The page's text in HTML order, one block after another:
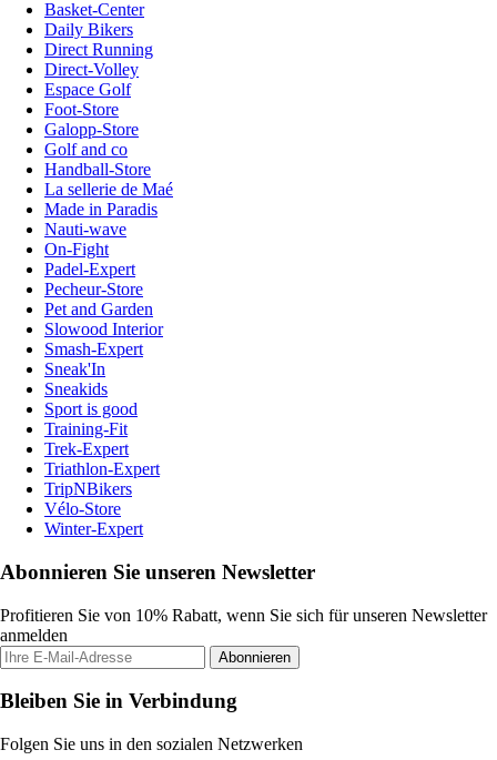
Basket-Center
Daily Bikers
Direct Running
Direct-Volley
Espace Golf
Foot-Store
Galopp-Store
Golf and co
Handball-Store
La sellerie de Maé
Made in Paradis
Nauti-wave
On-Fight
Padel-Expert
Pecheur-Store
Pet and Garden
Slowood Interior
Smash-Expert
Sneak'In
Sneakids
Sport is good
Training-Fit
Trek-Expert
Triathlon-Expert
TripNBikers
Vélo-Store
Winter-Expert
Abonnieren Sie unseren Newsletter
Profitieren Sie von 10% Rabatt, wenn Sie sich für unseren Newsletter
anmelden
Abonnieren
Bleiben Sie in Verbindung
Folgen Sie uns in den sozialen Netzwerken